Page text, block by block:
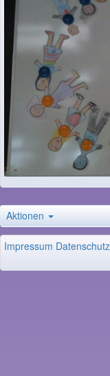
Aktionen
Impressum Datenschutz